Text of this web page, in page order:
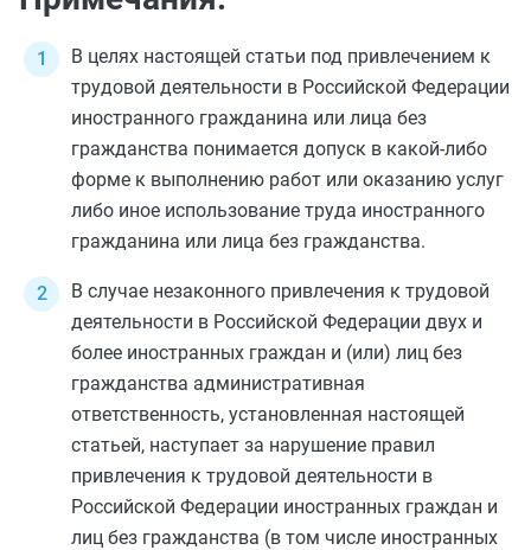
В целях настоящей статьи под привлечением к
трудовой деятельности в Российской Федерации
иностранного гражданина или лица без
гражданства понимается допуск в какой-либо
форме к выполнению работ или оказанию услуг
либо иное использование труда иностранного
гражданина или лица без гражданства.
В случае незаконного привлечения к трудовой
деятельности в Российской Федерации двух и
более иностранных граждан и (или) лиц без
гражданства административная
ответственность, установленная настоящей
статьей, наступает за нарушение правил
привлечения к трудовой деятельности в
Российской Федерации иностранных граждан и
лиц без гражданства (в том числе иностранных